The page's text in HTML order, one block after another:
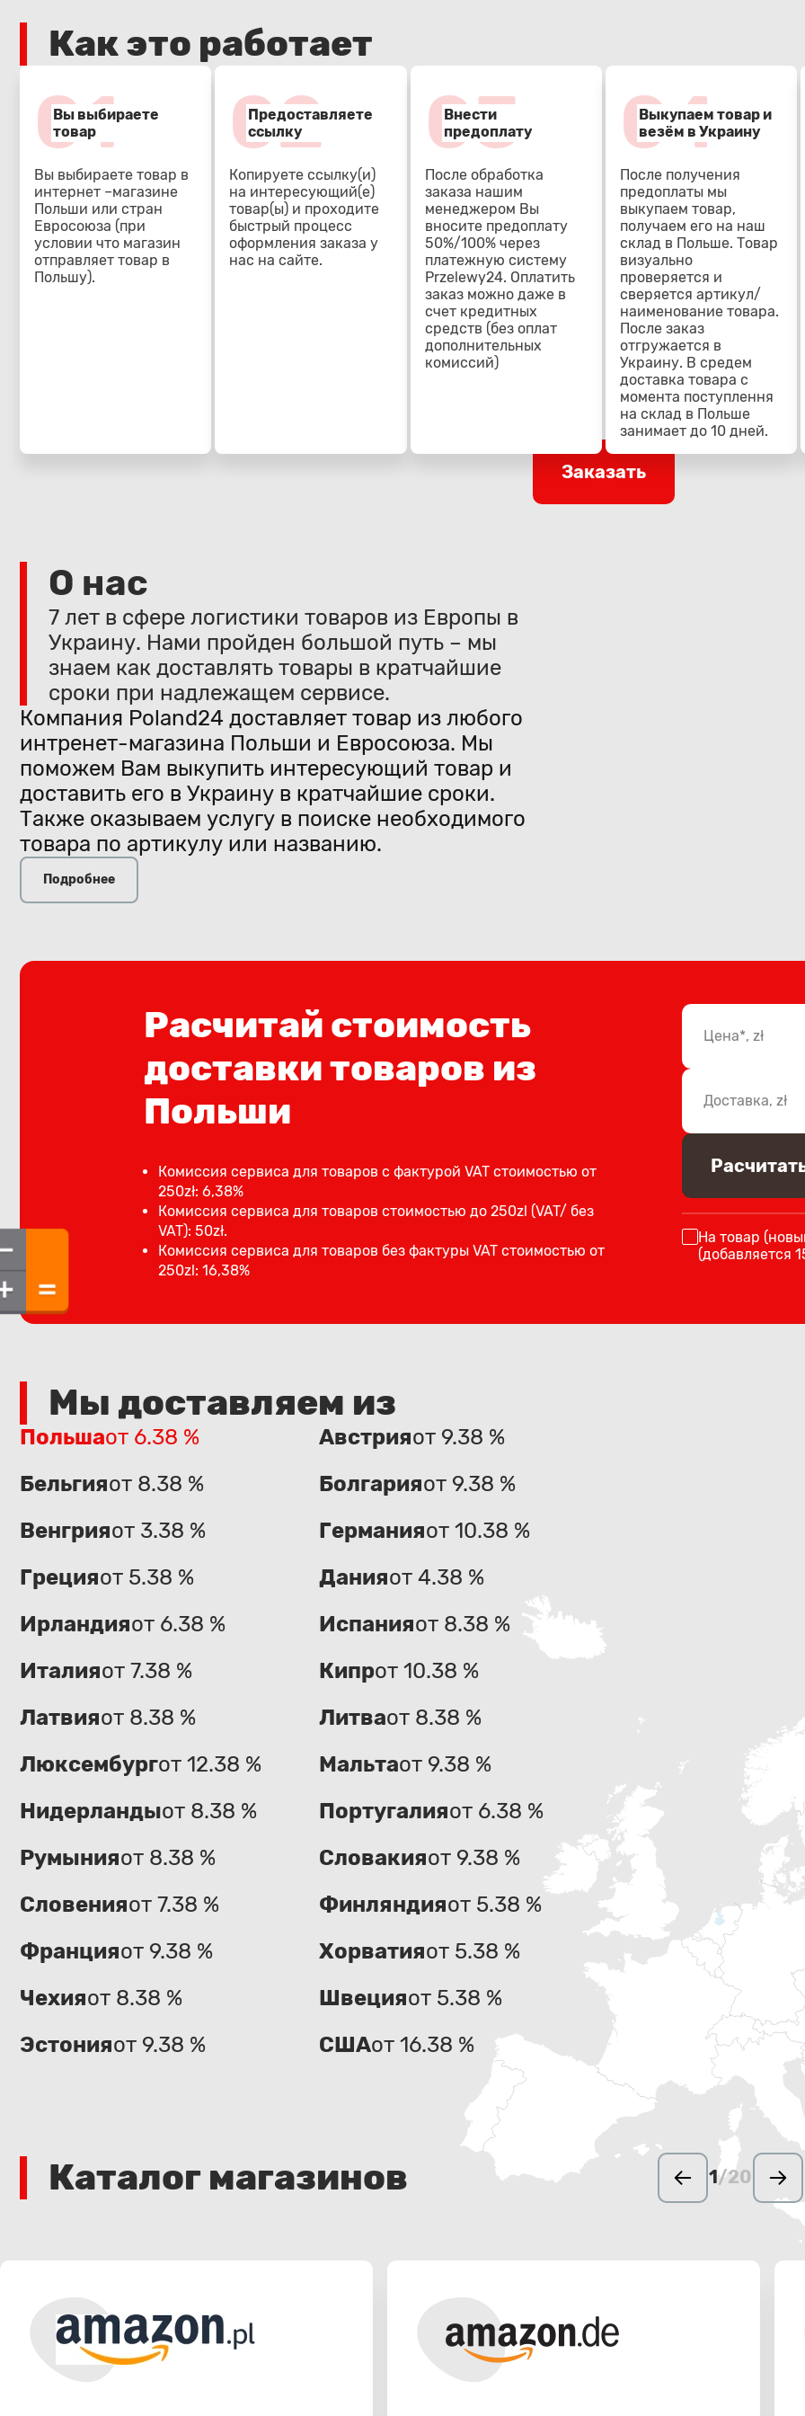
Как это работает
01
Вы выбираете
товар
Вы выбираете товар в
интернет –магазине
Польши или стран
Евросоюза (при
условии что магазин
отправляет товар в
Польшу).
02
Предоставляете
ссылку
Копируете ссылку(и)
на интересующий(е)
товар(ы) и проходите
быстрый процесс
оформления заказа у
нас на сайте.
03
Внести
предоплату
После обработка
заказа нашим
менеджером Вы
вносите предоплату
50%/100% через
платежную систему
Przelewy24. Оплатить
заказ можно даже в
счет кредитных
средств (без оплат
дополнительных
комиссий)
04
Выкупаем товар и
везём в Украину
После получения
предоплаты мы
выкупаем товар,
получаем его на наш
склад в Польше. Товар
визуально
проверяется и
сверяется артикул/
наименование товара.
После заказ
отгружается в
Украину. В средем
доставка товара с
момента поступлення
на склад в Польше
занимает до 10 дней.
Заказать
О нас
7 лет в сфере логистики товаров из Европы в
Украину. Нами пройден большой путь – мы
знаем как доставлять товары в кратчайшие
сроки при надлежащем сервисе.
Компания Poland24 доставляет товар из любого
интренет-магазина Польши и Евросоюза. Мы
поможем Вам выкупить интересующий товар и
доставить его в Украину в кратчайшие сроки.
Также оказываем услугу в поиске необходимого
товара по артикулу или названию.
Подробнее
Расчитай стоимость
доставки товаров из
Польши
Комиссия сервиса для товаров с фактурой VAT стоимостью от
250zł: 6,38%
Комиссия сервиса для товаров стоимостью до 250zl (VAT/ без
VAT): 50zł.
Комиссия сервиса для товаров без фактуры VAT стоимостью от
250zl: 16,38%
Цена*, zł
Доставка, zł
На товар
(добавляется
Мы доставляем из
Польшаот 6.38 % Австрияот 9.38 %
Бельгияот 8.38 % Болгарияот 9.38 %
Венгрияот 3.38 % Германияот 10.38 %
Грецияот 5.38 % Данияот 4.38 %
Ирландияот 6.38 % Испанияот 8.38 %
Италияот 7.38 % Кипрот 10.38 %
Латвияот 8.38 % Литваот 8.38 %
Люксембургот 12.38 % Мальтаот 9.38 %
Нидерландыот 8.38 % Португалияот 6.38 %
Румынияот 8.38 % Словакияот 9.38 %
Словенияот 7.38 % Финляндияот 5.38 %
Францияот 9.38 % Хорватияот 5.38 %
Чехияот 8.38 % Швецияот 5.38 %
Эстонияот 9.38 % СШАот 16.38 %
Каталог магазинов 1/20